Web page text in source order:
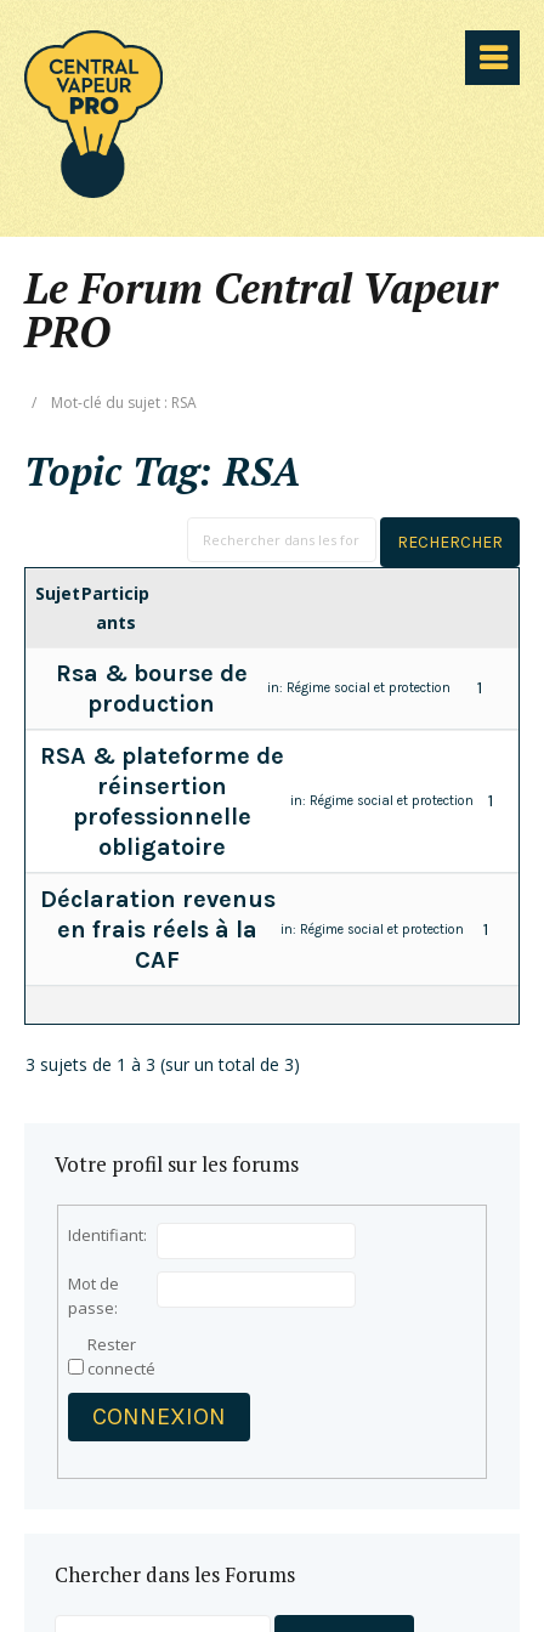
Le Forum Central Vapeur
PRO
/ Mot-clé du sujet : RSA
Topic Tag:RSA
SujetParticip
ants
Rsa & bourse de
production
in: Régime social et protection 1
RSA & plateforme de
réinsertion
professionnelle
obligatoire
in: Régime social et protection 1
Déclaration revenus
en frais réels à la
CAF
in: Régime social et protection 1
3 sujets de 1 à 3 (sur un total de 3)
Votre profil sur les forums
Identifiant:
Mot de
passe:
Rester
connecté
CONNEXION
Chercher dans les Forums